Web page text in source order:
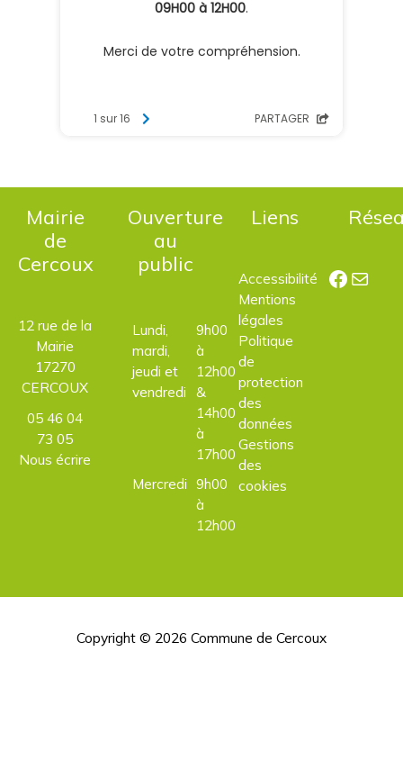
Mairie
de
Cercoux
12 rue de la
Mairie
17270
CERCOUX
05 46 04
73 05
Nous écrire
Ouverture
au
public
Lundi,
mardi,
jeudi et
vendredi
9h00
à
12h00
&
14h00
à
17h00
Mercredi 9h00
à
12h00
Liens
Accessibilité
Mentions
légales
Politique
de
protection
des
données
Gestions
des
cookies
E-mail
Copyright © 2026 Commune de Cercoux